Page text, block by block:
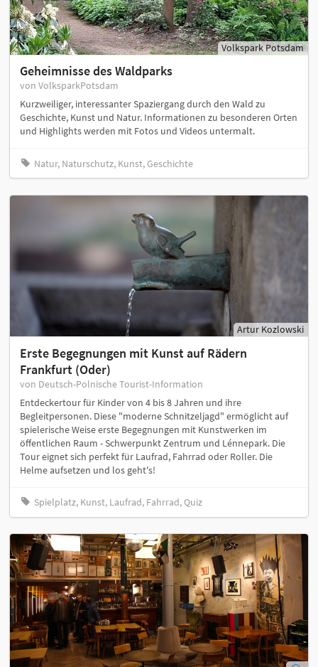
Volkspark Potsdam
Geheimnisse des Waldparks
von VolksparkPotsdam
Kurzweiliger, interessanter Spaziergang durch den Wald zu
Geschichte, Kunst und Natur. Informationen zu besonderen Orten
und Highlights werden mit Fotos und Videos untermalt.
Natur, Naturschutz, Kunst, Geschichte
Artur Kozlowski
Erste Begegnungen mit Kunst auf Rädern
Frankfurt (Oder)
von Deutsch-Polnische Tourist-Information
Entdeckertour für Kinder von 4 bis 8 Jahren und ihre
Begleitpersonen. Diese "moderne Schnitzeljagd" ermöglicht auf
spielerische Weise erste Begegnungen mit Kunstwerken im
öffentlichen Raum - Schwerpunkt Zentrum und Lénnepark. Die
Tour eignet sich perfekt für Laufrad, Fahrrad oder Roller. Die
Helme aufsetzen und los geht's!
Spielplatz, Kunst, Laufrad, Fahrrad, Quiz